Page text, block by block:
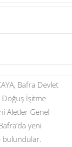
Bafra Devlet
Doğuş İşitme
Aletler Genel
yeni
bulundular.